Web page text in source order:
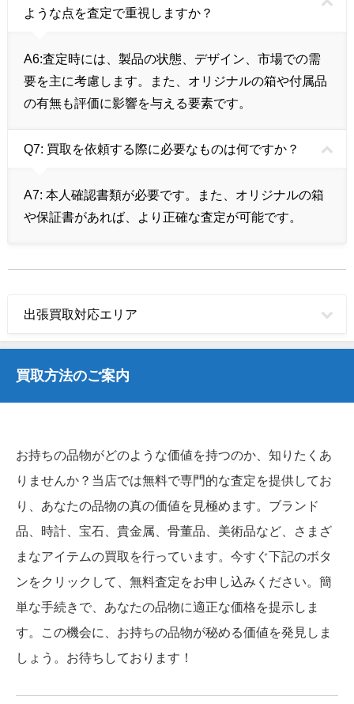
ような点を査定で重視しますか？
A6:査定時には、製品の状態、デザイン、市場での需
要を主に考慮します。また、オリジナルの箱や付属品
の有無も評価に影響を与える要素です。
Q7: 買取を依頼する際に必要なものは何ですか？
A7: 本人確認書類が必要です。また、オリジナルの箱
や保証書があれば、より正確な査定が可能です。
出張買取対応エリア
買取方法のご案内
お持ちの品物がどのような価値を持つのか、知りたくあ
りませんか？当店では無料で専門的な査定を提供してお
り、あなたの品物の真の価値を見極めます。ブランド
品、時計、宝石、貴金属、骨董品、美術品など、さまざ
まなアイテムの買取を行っています。今すぐ下記のボタ
ンをクリックして、無料査定をお申し込みください。簡
単な手続きで、あなたの品物に適正な価格を提示しま
す。この機会に、お持ちの品物が秘める価値を発見しま
しょう。お待ちしております！